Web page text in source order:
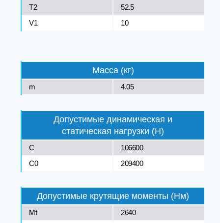
T2
52.5
V1
10
Масса (кг)
m 4.05
Допустимые динамическая и
статическая нагрузки (Н)
C
106600
C0
209400
Допустимые крутящие моменты (Нм)
Mt
2640